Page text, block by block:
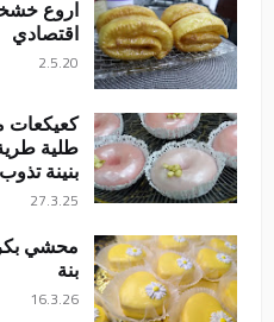
اروع
اقتصادي
2.5.20
كعيكعات
طلية
بنينة
27.3.25
محشي
بنة
16.3.26